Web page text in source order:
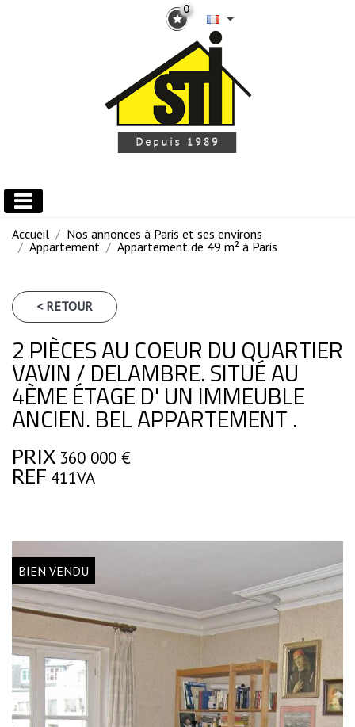
0
Accueil
Nos annonces à Paris et ses environs
Appartement
Appartement de 49 m² à Paris
< RETOUR
2 PIÈCES AU COEUR DU QUARTIER
VAVIN / DELAMBRE. SITUÉ AU
4ÈME ÉTAGE D' UN IMMEUBLE
ANCIEN. BEL APPARTEMENT .
PRIX 360 000 €
REF 411VA
BIEN VENDU